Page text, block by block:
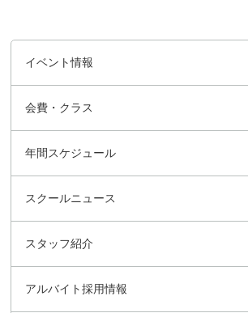
イベント情報
会費・クラス
年間スケジュール
スクールニュース
スタッフ紹介
アルバイト採用情報